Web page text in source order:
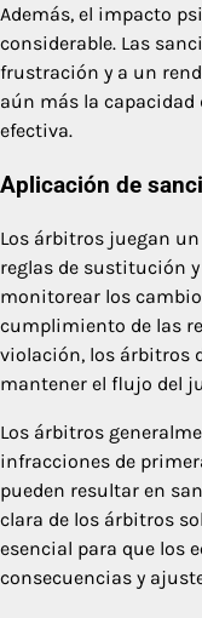
Además, el impacto
considerable. Las
frustración y a un
aún más la
efectiva.
Aplicación de
Los árbitros juegan
reglas de sustitución
monitorear los
cumplimiento de las
violación, los árbitros
mantener el flujo del
Los árbitros
infracciones de
pueden resultar en
clara de los árbitros
esencial para que los
consecuencias y